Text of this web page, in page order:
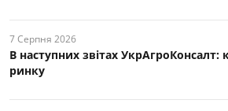
7 Серпня 2026
В наступних звітах УкрАгроКонсалт:
ринку